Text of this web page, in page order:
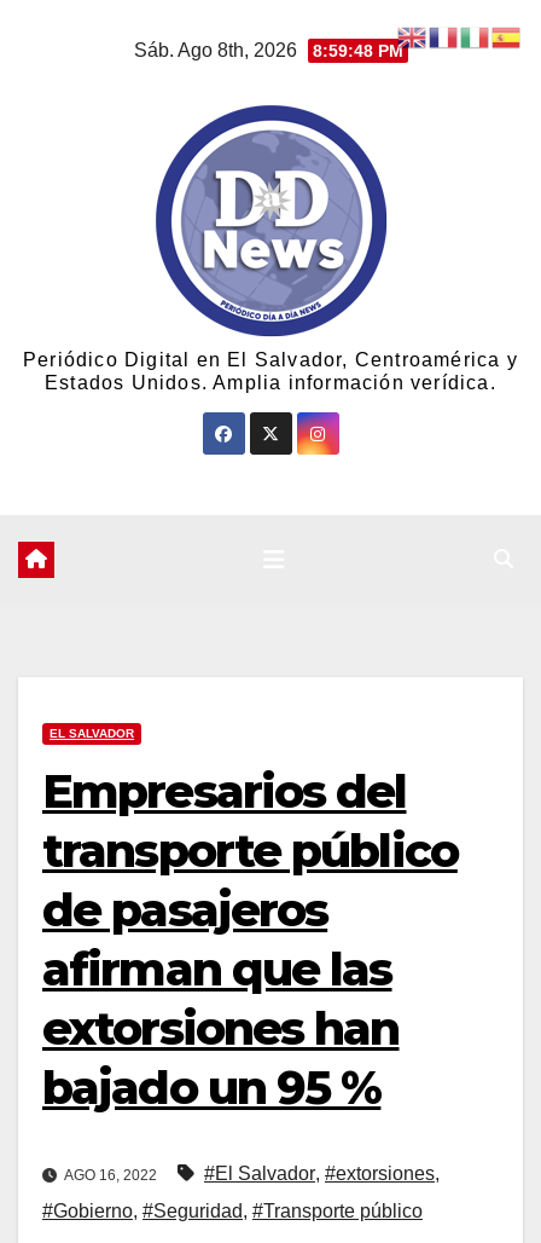
Sáb. Ago 8th, 2026 8:59:49 PM
Periódico Digital en El Salvador, Centroamérica y
Estados Unidos. Amplia información verídica.
EL SALVADOR
Empresarios del
transporte público
de pasajeros
afirman que las
extorsiones han
bajado un 95 %
AGO 16, 2022 #El Salvador, #extorsiones,
#Gobierno, #Seguridad, #Transporte público